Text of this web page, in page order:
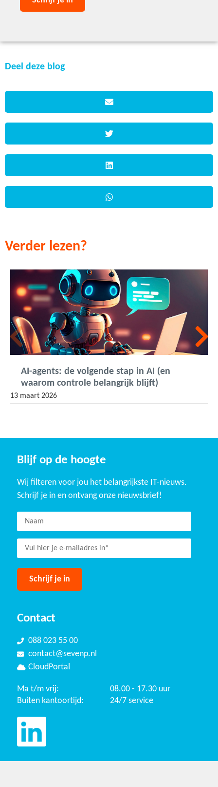
Deel deze blog
Verder lezen?
AI-agents: de volgende stap in AI (en
waarom controle belangrijk blijft)
13 maart 2026
Blijf op de hoogte
Wij filteren voor jou het belangrijkste IT-nieuws.
Schrijf je in en ontvang onze nieuwsbrief!
Contact
088 023 55 00
contact@sevenp.nl
CloudPortal
Ma t/m vrij:
08.00 - 17.30 uur
Buiten kantoortijd:
24/7 service